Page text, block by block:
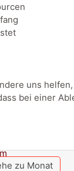
zu Monat
uns
bei einer